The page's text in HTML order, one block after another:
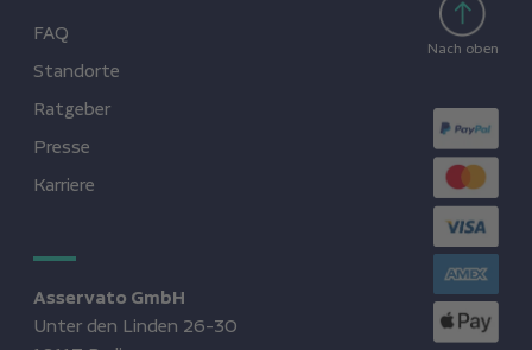
FAQ
Standorte
Ratgeber
Presse
Karriere
Asservato GmbH
Unter den Linden 26-30
Nach oben